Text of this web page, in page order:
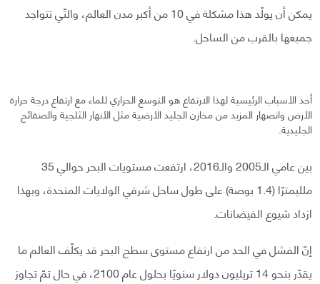
يمكن أن يولّد هذا مشكلة في 10 من أكبر مدن العالم، والتّي تتواجد
جميعها بالقرب من الساحل.
أحد الأسباب الرئيسية لهذا الارتفاع هو التوسع الحراري للماء مع ارتفاع درجة حرارة
الأرض وانصهار المزيد من مخازن الجليد الأرضية مثل الأنهار الثلجية والصفائح
الجليدية.
بين عامي الـ2005 والـ2016، ارتفعت مستويات البحر حوالي 35
ملليمترًا (1.4 بوصة) على طول ساحل شرقي الولايات المتحدة، وبهذا
ازداد شيوع الفيضانات.
إنّ الفشل في الحد من ارتفاع مستوى سطح البحر قد يكلّف العالم ما
يقدّر بنحو 14 تريليون دولار سنويًا بحلول عام 2100، في حال تمّ تجاوز